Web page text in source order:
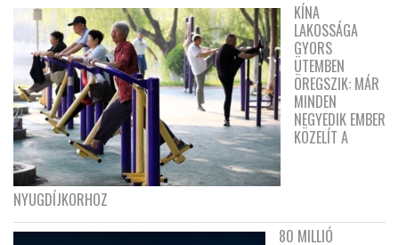
KÍNA
LAKOSSÁGA
GYORS
ÜTEMBEN
ÖREGSZIK: MÁR
MINDEN
NEGYEDIK EMBER
KÖZELÍT A
NYUGDÍJKORHOZ
80 MILLIÓ